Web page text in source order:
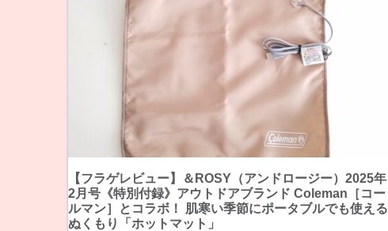
【フラゲレビュー】＆ROSY（アンドロージー）2025年
2月号《特別付録》アウトドアブランド Coleman［コー
ルマン］とコラボ！ 肌寒い季節にポータブルでも使える
ぬくもり「ホットマット」